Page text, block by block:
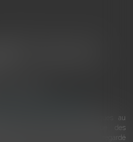
historiques
des monuments historiques au
économique et touristique des
historique a longtemps été regardé